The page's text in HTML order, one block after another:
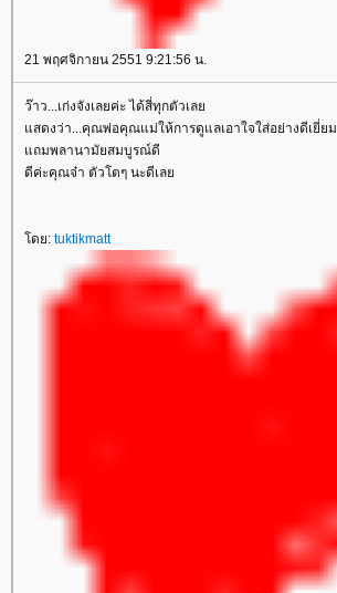
21 พฤศจิกายน 2551 9:21:56 น.
ว๊าว...เก่งจังเลยค่ะ ได้สี่ทุกตัวเลย
แสดงว่า...คุณพ่อคุณแม่ให้การดูแลเอาใจใส่อย่างดีเยี่ยม
แถมพลานามัยสมบูรณ์ดี
ดีค่ะคุณจ๋า ตัวโตๆ นะดีเลย
โดย: tuktikmatt